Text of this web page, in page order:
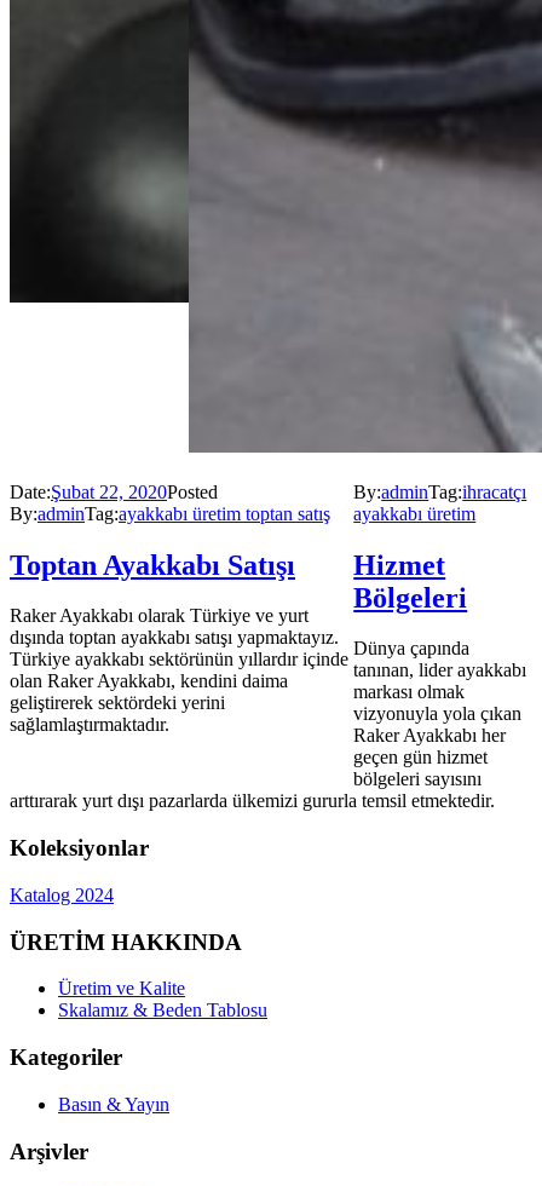
Date:Şubat 22, 2020Posted
By:adminTag:ayakkabı üretim toptan satış
Toptan Ayakkabı Satışı
Raker Ayakkabı olarak Türkiye ve yurt
dışında toptan ayakkabı satışı yapmaktayız.
Türkiye ayakkabı sektörünün yıllardır içinde
olan Raker Ayakkabı, kendini daima
geliştirerek sektördeki yerini
sağlamlaştırmaktadır.
By:adminTag:ihracatçı
ayakkabı üretim
Hizmet
Bölgeleri
Dünya çapında
tanınan, lider ayakkabı
markası olmak
vizyonuyla yola çıkan
Raker Ayakkabı her
geçen gün hizmet
bölgeleri sayısını
arttırarak yurt dışı pazarlarda ülkemizi gururla temsil etmektedir.
Koleksiyonlar
Katalog 2024
ÜRETİM HAKKINDA
Üretim ve Kalite
Skalamız & Beden Tablosu
Kategoriler
Basın & Yayın
Arşivler